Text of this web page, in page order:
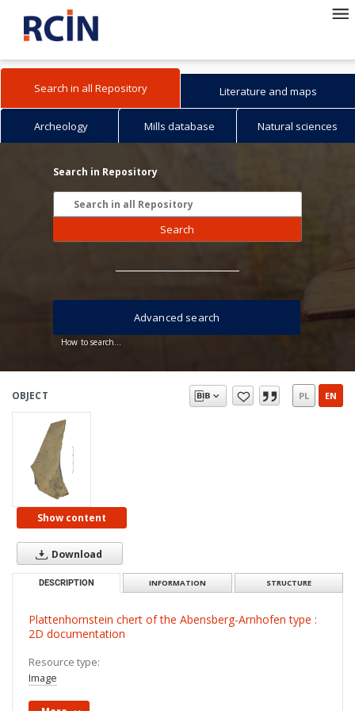
Search in all Repository Literature and maps
Archeology Mills database Natural sciences
Search in Repository
Search
How to search...
Advanced search
OBJECT PL EN
Show content
Download
DESCRIPTION INFORMATION STRUCTURE
Plattenhornstein chert of the Abensberg-Arnhofen type :
2D documentation
Resource type:
Image